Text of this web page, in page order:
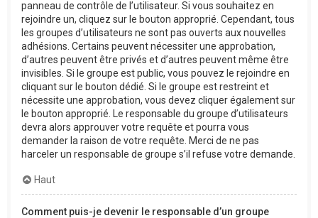
panneau de contrôle de l’utilisateur. Si vous souhaitez en
rejoindre un, cliquez sur le bouton approprié. Cependant, tous
les groupes d’utilisateurs ne sont pas ouverts aux nouvelles
adhésions. Certains peuvent nécessiter une approbation,
d’autres peuvent être privés et d’autres peuvent même être
invisibles. Si le groupe est public, vous pouvez le rejoindre en
cliquant sur le bouton dédié. Si le groupe est restreint et
nécessite une approbation, vous devez cliquer également sur
le bouton approprié. Le responsable du groupe d’utilisateurs
devra alors approuver votre requête et pourra vous
demander la raison de votre requête. Merci de ne pas
harceler un responsable de groupe s’il refuse votre demande.
Haut
Comment puis-je devenir le responsable d’un groupe